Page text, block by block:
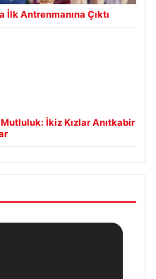
İlk Antrenmanına Çıktı
İkiz Kızlar Anıtkabir